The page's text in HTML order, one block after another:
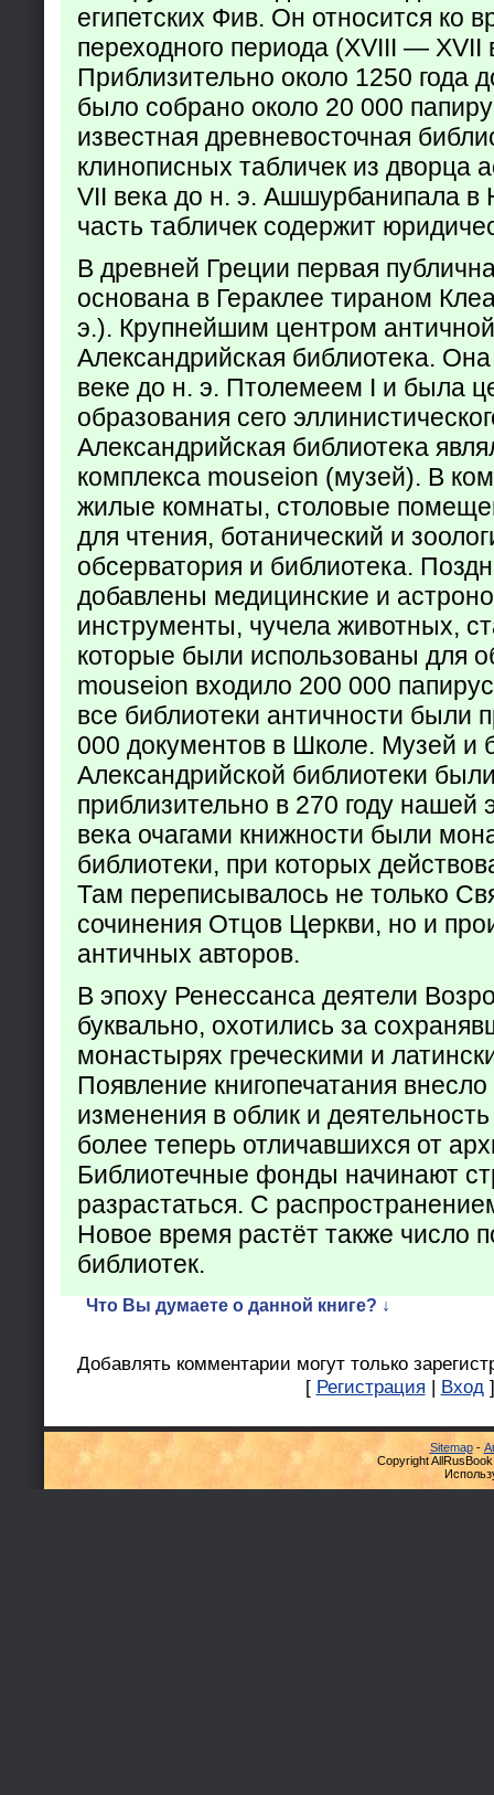
египетских Фив. Он относится ко
переходного периода (XVIII — XVII
Приблизительно около 1250 года
было собрано около 20 000
известная древневосточная
клинописных табличек из дворца
VII века до н. э. Ашшурбанипала в
часть табличек содержит
В древней Греции первая
основана в Гераклее тираном
э.). Крупнейшим центром
Александрийская библиотека.
веке до н. э. Птолемеем I и была
образования сего
Александрийская библиотека
комплекса mouseion (музей). В
жилые комнаты, столовые
для чтения, ботанический и
обсерватория и библиотека.
добавлены медицинские и
инструменты, чучела животных,
которые были использованы для
mouseion входило 200 000
все библиотеки античности были
000 документов в Школе. Музей и
Александрийской библиотеки
приблизительно в 270 году
века очагами книжности были
библиотеки, при которых
Там переписывалось не только
сочинения Отцов Церкви, но и
античных авторов.
В эпоху Ренессанса деятели
буквально, охотились за
монастырях греческими и
Появление книгопечатания
изменения в облик и
более теперь отличавшихся от
Библиотечные фонды начинают
разрастаться. С
Новое время растёт также число
библиотек.
Что Вы думаете о данной книге? ↓
Добавлять комментарии могут только
[ Регистрация | Вход ]
Sitemap-
Copyright